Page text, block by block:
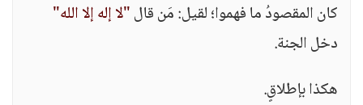
كان المقصودُ ما فهموا؛ لقيل: مَن قال"لا إله إلا الله"
دخل الجنة.
هكذا بإطلاقٍ.